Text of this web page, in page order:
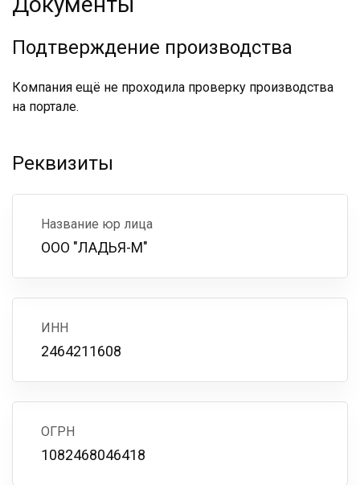
Подтверждение производства
Компания ещё не проходила проверку производства
на портале.
Реквизиты
Название юр лица
ООО "ЛАДЬЯ-М"
ИНН
2464211608
ОГРН
1082468046418